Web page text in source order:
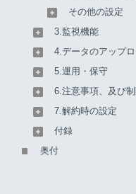
その他の設定
3.監視機能
4.データのアップ
5.運用・保守
6.注意事項、及び
7.解約時の設定
付録
奥付